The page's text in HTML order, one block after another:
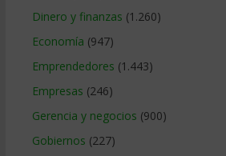
Dinero y finanzas (1.260)
Economía (947)
Emprendedores (1.443)
Empresas (246)
Gerencia y negocios (900)
Gobiernos (227)